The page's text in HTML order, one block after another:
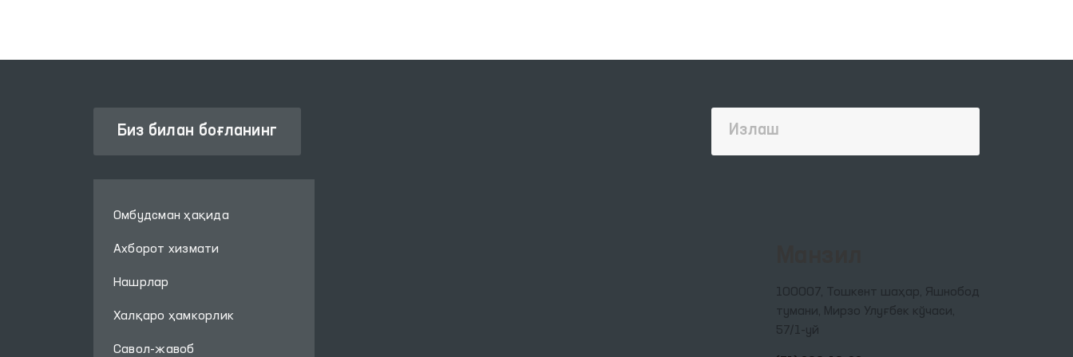
пунктларига
(ҳушёрхона)
Биз билан боғланинг
Омбудсман ҳақида
Ахборот хизмати
Нашрлар
Халқаро ҳамкорлик
Савол-жавоб
100007, Тошкент шаҳар, Яшнобод
тумани, Мирзо Улуғбек кўчаси,
57/1-уй